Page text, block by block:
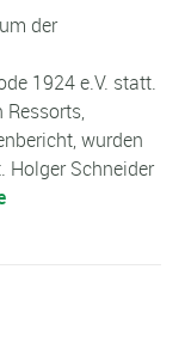
der
1924 e.V. statt.
Ressorts,
wurden
Holger Schneider